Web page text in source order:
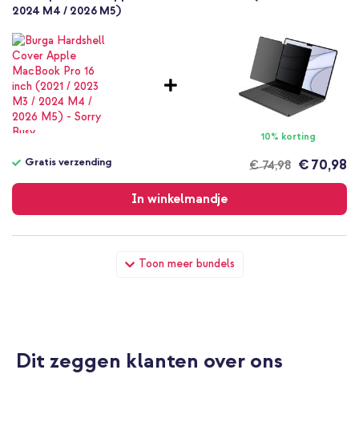
Toon meer bundels
2024 M4 / 2026 M5)
10% korting
€ 74,98
Gratis verzending € 70,98
In winkelmandje
verzending
Burga Hardshell Cover Apple MacBook Pro 16 inch (2021 / 2023
M3 / 2024 M4 / 2026 M5) - Sorry Busy + Originele USB-C Power
Dit zeggen klanten over ons